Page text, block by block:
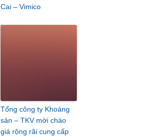
Cai – Vimico
Tổng công ty Khoáng
sản – TKV mời chào
giá rộng rãi cung cấp